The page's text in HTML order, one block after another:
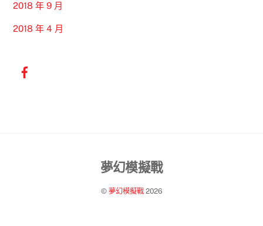
2018 年 9 月
2018 年 4 月
Back
Top
夢幻模擬戰
© 夢幻模擬戰2026